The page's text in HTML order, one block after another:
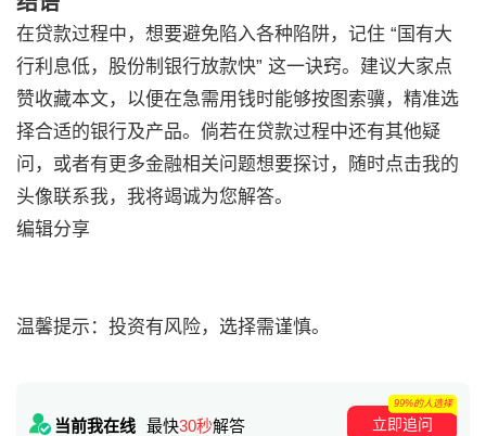
在贷款过程中，想要避免陷入各种陷阱，记住 “国有大
行利息低，股份制银行放款快” 这一诀窍。建议大家点
赞收藏本文，以便在急需用钱时能够按图索骥，精准选
择合适的银行及产品。倘若在贷款过程中还有其他疑
问，或者有更多金融相关问题想要探讨，随时点击我的
头像联系我，我将竭诚为您解答。
编辑分享
温馨提示：投资有风险，选择需谨慎。
当前我在线 最快30秒解答 立即追问
99%的人选择